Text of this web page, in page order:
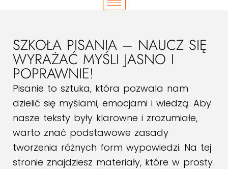
SZKOŁA PISANIA – NAUCZ SIĘ
WYRAŻAĆ MYŚLI JASNO I
POPRAWNIE!
Pisanie to sztuka, która pozwala nam
dzielić się myślami, emocjami i wiedzą. Aby
nasze teksty były klarowne i zrozumiałe,
warto znać podstawowe zasady
tworzenia różnych form wypowiedzi. Na tej
stronie znajdziesz materiały, które w prosty